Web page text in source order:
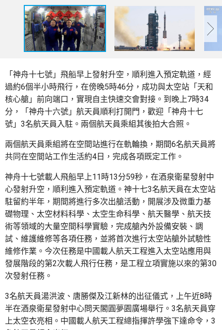
「神舟十七號」飛船早上發射升空，順利進入預定軌道，經
過約6個半小時飛行，在傍晚5時46分，成功與太空站「天和
核心艙」前向端口，實現自主快速交會對接。到晚上7時34
分，「神舟十六號」航天員順利打開門，歡迎「神舟十七
號」3名航天員入駐。兩個航天員乘組其後拍大合照。
兩個航天員乘組將在空間站進行在軌輪換，期間6名航天員將
共同在空間站工作生活約4日，完成各項既定工作。
神舟十七號載人飛船早上11時13分59秒，在酒泉衛星發射中
心發射升空，順利進入預定軌道。神十七3名航天員在太空站
駐留約半年，期間將進行多次出艙活動，開展涉及微重力基
礎物理、太空材料科學、太空生命科學、航天醫學、航天技
術等領域的大量空間科學實驗，完成艙內外設備安裝、調
試、維護維修等各項任務，並將首次進行太空站艙外試驗性
維修作業。今次任務是中國載人航天工程進入太空站應用與
發展階段的第2次載人飛行任務，是工程立項實施以來的第30
次發射任務。
3名航天員湯洪波、唐勝傑及江新林的出征儀式，上午近8時
半在酒泉衛星發射中心問天閣圓夢園廣場舉行。3名航天員穿
上太空衣亮相。中國載人航天工程總指揮許學強下達命令，3